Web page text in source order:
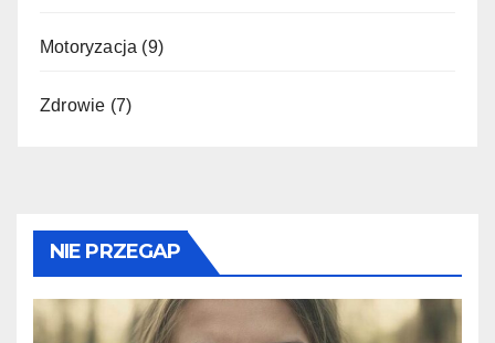
Motoryzacja (9)
Zdrowie (7)
NIE PRZEGAP